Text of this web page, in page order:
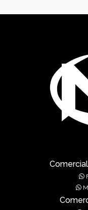
FÁBRICA DE PRÉ-
GÁRGULAS PRÉ-
GRELHAS PARA BOCA DE
MUROS DE ALA PRÉ-
MUROS EM CONCRETO